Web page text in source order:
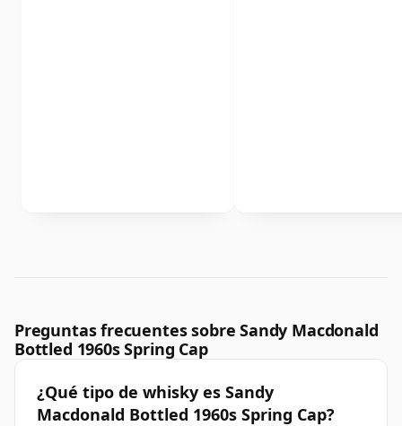
Preguntas frecuentes sobre Sandy Macdonald
Bottled 1960s Spring Cap
¿Qué tipo de whisky es Sandy
Macdonald Bottled 1960s Spring Cap?